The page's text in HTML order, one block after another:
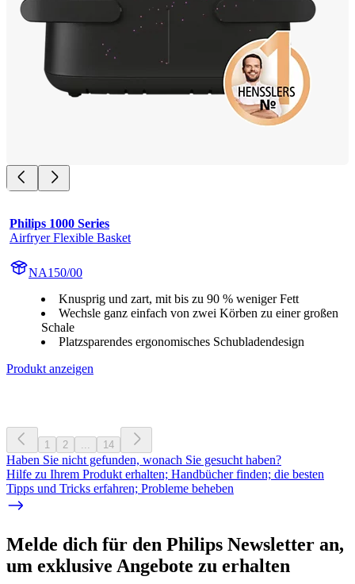
Philips 1000 Series
Airfryer Flexible Basket
NA150/00
Knusprig und zart, mit bis zu 90 % weniger Fett
Wechsle ganz einfach von zwei Körben zu einer großen
Schale
Platzsparendes ergonomisches Schubladendesign
Produkt anzeigen
1 2 ... 14
Haben Sie nicht gefunden, wonach Sie gesucht haben?
Hilfe zu Ihrem Produkt erhalten; Handbücher finden; die besten
Tipps und Tricks erfahren; Probleme beheben
Melde dich für den Philips Newsletter an,
um exklusive Angebote zu erhalten